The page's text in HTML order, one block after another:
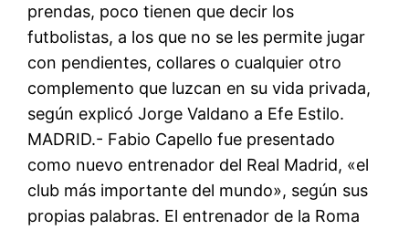
prendas, poco tienen que decir los
futbolistas, a los que no se les permite jugar
con pendientes, collares o cualquier otro
complemento que luzcan en su vida privada,
según explicó Jorge Valdano a Efe Estilo.
MADRID.- Fabio Capello fue presentado
como nuevo entrenador del Real Madrid, «el
club más importante del mundo», según sus
propias palabras. El entrenador de la Roma